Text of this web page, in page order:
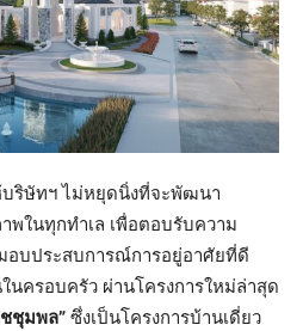
บริษัทฯ ไม่หยุดนิ่งที่จะพัฒนา
ในทุกทำเล เพื่อตอบรับความ
อบประสบการณ์การอยู่อาศัยที่ดี
ครอบครัว ผ่านโครงการใหม่ล่าสุด
ชชุมพล” ซึ่งเป็นโครงการบ้านเดี่ยว